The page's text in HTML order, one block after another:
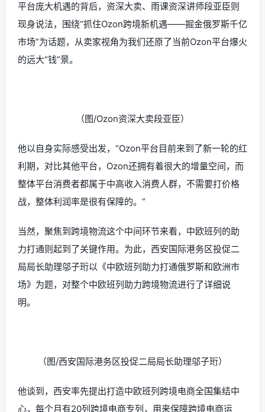
平台庞大机遇的背后，资深大卖、雨课资深讲师段亚臣则
现身说法，围绕“抓住Ozon跨境新机遇——掘金俄罗斯千亿
市场”为话题，从卖家视角为我们还原了当前Ozon平台爆火
的远大“钱”景。
（图/Ozon资深大卖段亚臣）
他以自身实际感受出发，“Ozon平台目前来到了新一轮的红
利期，对比其他平台，Ozon还拥有着很大的增量空间，而
整体平台消费者都属于中高收入消费人群，不需要打价格
战，整体利润率是很有保障的。”
当然，聚焦到跨境物流这个中间环节来看，中欧班列的助
力打通则起到了关键作用。 为此，西安国际港务区投促二
局局长助理邬子珩以《中欧班列助力打通俄罗斯和欧洲市
场》为题，对整个中欧班列助力跨境物流进行了详细说
明。
（图/西安国际港务区投促二局局长助理邬子珩）
他谈到， 西安率先提出打造中欧班列跨境电商全国集结中
心，每个月有20列跨境电商专列，用来保障跨境电商运